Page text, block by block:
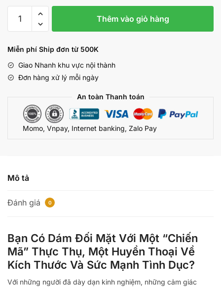
gốc
1.350.000 ₫.
hiện
tại
là:
Cao
Kiểu
Ngựa
Thích
lượng
Thêm vào giỏ hàng
Miễn phí Ship đơn từ 500K
Giao Nhanh khu vực nội thành
Đơn hàng xử lý mỗi ngày
An toàn Thanh toán
Momo, Vnpay, Internet banking, Zalo Pay
Mô tả
Đánh giá 0
Bạn Có Dám Đối Mặt Với Một “Chiến
Mã” Thực Thụ, Một Huyền Thoại Về
Kích Thước Và Sức Mạnh Tình Dục?
Với những người đã dày dạn kinh nghiệm, những cảm giác